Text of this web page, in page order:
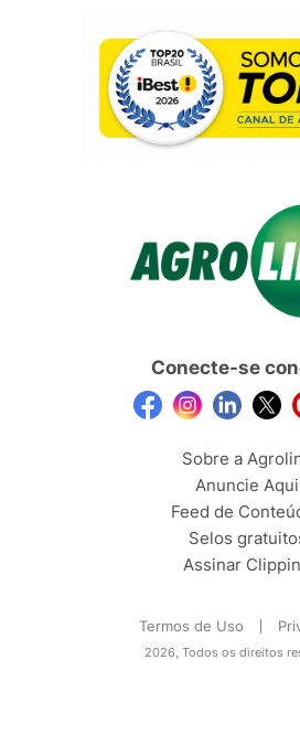
Conecte-se
Sobre a
Anuncie Aqui
Feed de
Selos
Assinar
Termos de Uso
2026, Todos os direitos